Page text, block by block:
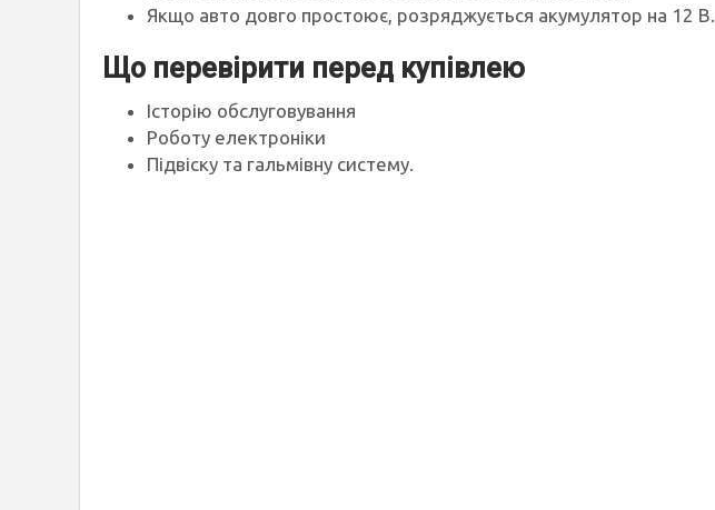
Якщо авто довго простоює, розряджується акумулятор на 12 В.
Що перевірити перед купівлею
Історію обслуговування
Роботу електроніки
Підвіску та гальмівну систему.